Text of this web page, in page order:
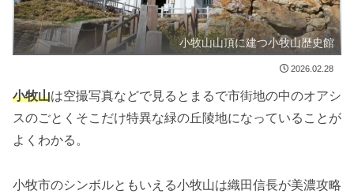
小牧山山頂に建つ小牧山歴史館
2026.02.28
小牧山は空撮写真などで見るとまるで市街地の中のオアシ
スのごとくそこだけ特異な緑の丘陵地になっていることが
よくわかる。
小牧市のシンボルともいえる小牧山は織田信長が美濃攻略